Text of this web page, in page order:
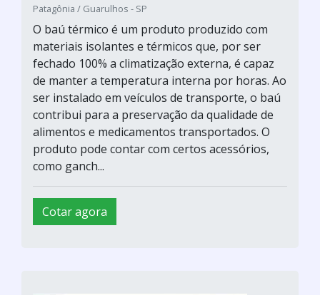
Patagônia / Guarulhos - SP
O baú térmico é um produto produzido com
materiais isolantes e térmicos que, por ser
fechado 100% a climatização externa, é capaz
de manter a temperatura interna por horas. Ao
ser instalado em veículos de transporte, o baú
contribui para a preservação da qualidade de
alimentos e medicamentos transportados. O
produto pode contar com certos acessórios,
como ganch...
Cotar agora